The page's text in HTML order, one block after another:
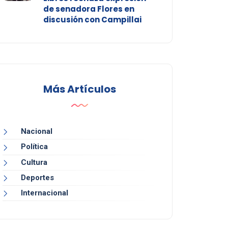
de senadora Flores en
discusión con Campillai
Más Artículos
Nacional
Política
Cultura
Deportes
Internacional